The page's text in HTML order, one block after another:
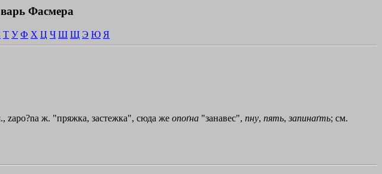
Фасмера
Т У Ф Х Ц Ч Ш Щ Э Ю Я
zаро?nа ж. "пряжка, застежка", сюда же опоґна "занавес", пну, пять, запинаґть; см.